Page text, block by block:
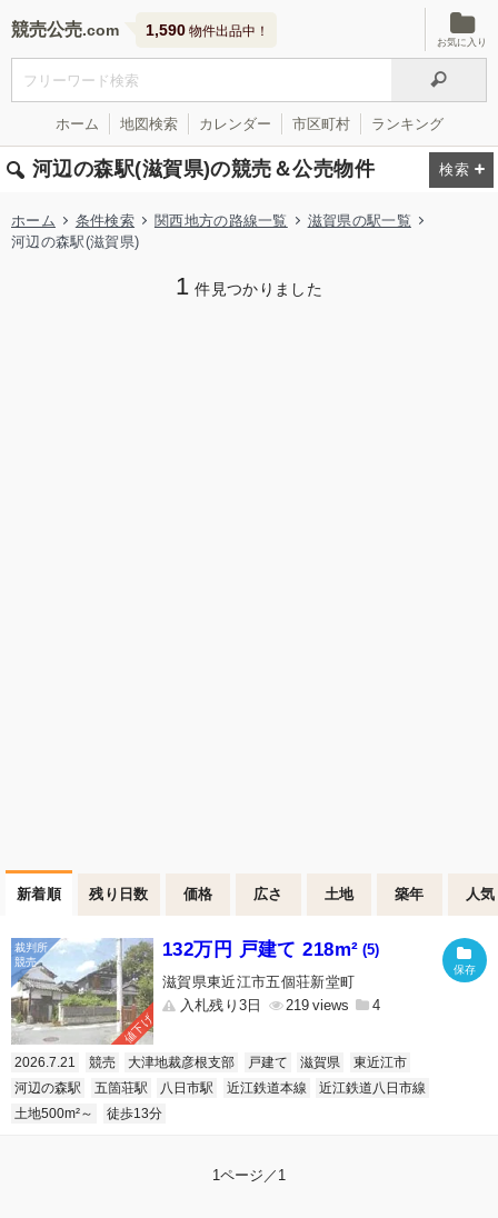
競売公売 1,590 物件出品中！
お気に入り
ホーム 地図検索 カレンダー 市区町村 ランキング
河辺の森駅(滋賀県)の競売＆公売物件
ホーム 条件検索 関西地方の路線一覧
滋賀県の駅一覧
河辺の森駅(滋賀県)
1 件見つかりました
新着順 残り日数 価格 広さ 土地 築年 人気
値下げ
132万円 戸建て 218m² (5)
滋賀県東近江市五個荘新堂町
入札残り3日
219 4
2026.7.21 競売 大津地裁彦根支部 戸建て 滋賀県
東近江市
河辺の森駅
五箇荘駅 八日市駅 近江鉄道本線
近江鉄道八日市線
土地500m²～
徒歩13分
1ページ／1